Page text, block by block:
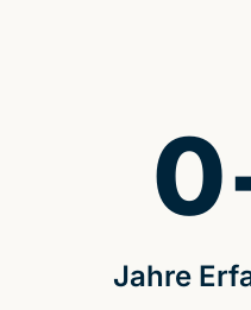
Jahre
0